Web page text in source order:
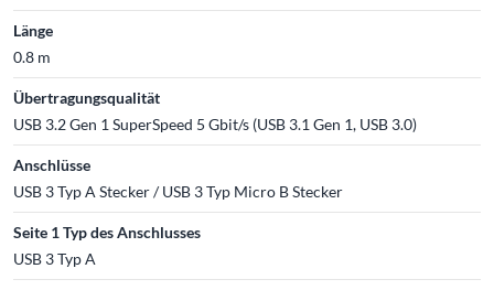
Länge
0.8 m
Übertragungsqualität
USB 3.2 Gen 1 SuperSpeed 5 Gbit/s (USB 3.1 Gen 1, USB 3.0)
Anschlüsse
USB 3 Typ A Stecker / USB 3 Typ Micro B Stecker
Seite 1 Typ des Anschlusses
USB 3 Typ A